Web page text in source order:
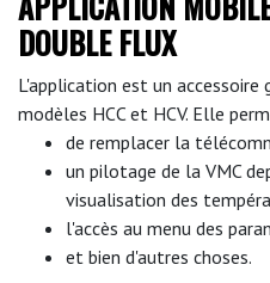
DOUBLE FLUX
L'application est un
modèles HCC et HCV. Elle
de remplacer la
un pilotage de la VMC
visualisation des
l'accès au menu des
et bien d'autres choses.